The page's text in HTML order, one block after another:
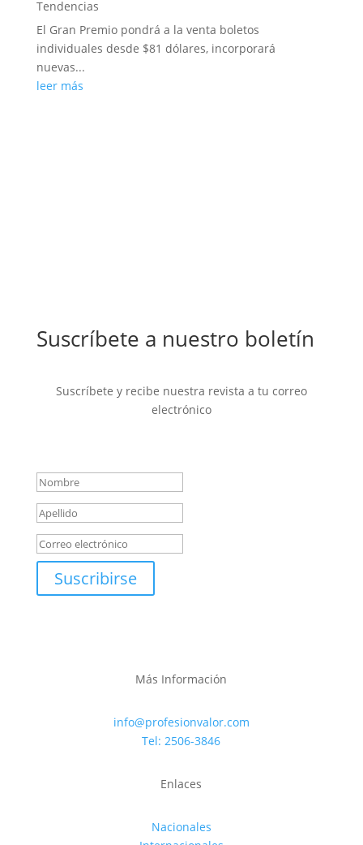
Tendencias
El Gran Premio pondrá a la venta boletos
individuales desde $81 dólares, incorporará
nuevas...
leer más
Suscríbete a nuestro boletín
Suscríbete y recibe nuestra revista a tu correo
electrónico
Suscribirse
Más Información
info@profesionvalor.com
Tel: 2506-3846
Enlaces
Nacionales